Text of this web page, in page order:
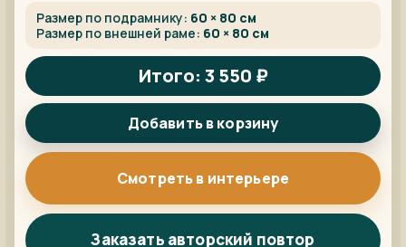
Размер по подрамнику: 60 × 80 см
Размер по внешней раме: 60 × 80 см
Итого: 3 550 ₽
Добавить в корзину
Смотреть в интерьере
Заказать авторский повтор